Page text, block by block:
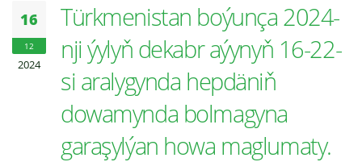
16
12
2024
Türkmenistan boýunça 2024-
nji ýylyň dekabr aýynyň 16-22-
si aralygynda hepdäniň
dowamynda bolmagyna
garaşylýan howa maglumaty.